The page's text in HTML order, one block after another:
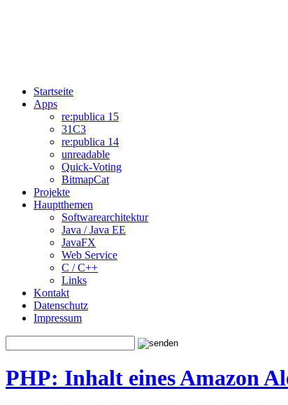
Startseite
Apps
re:publica 15
31C3
re:publica 14
unreadable
Quick-Voting
BitmapCat
Projekte
Hauptthemen
Softwarearchitektur
Java / Java EE
JavaFX
Web Service
C / C++
Links
Kontakt
Datenschutz
Impressum
PHP: Inhalt eines Amazon